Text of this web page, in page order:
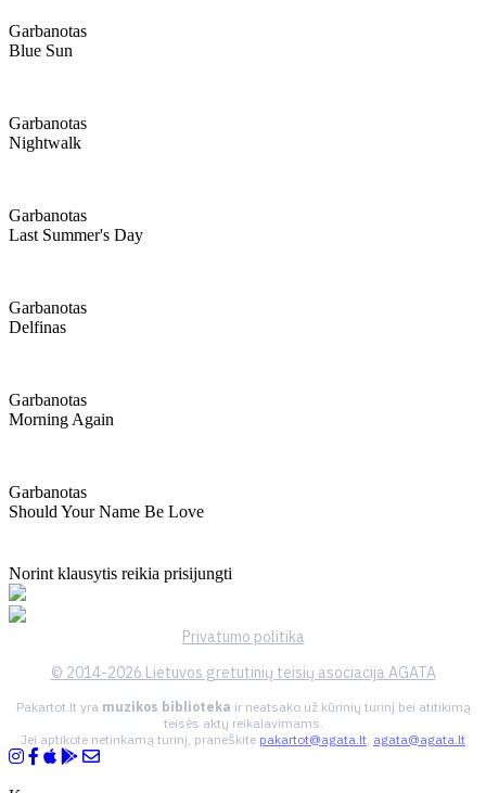
Garbanotas
Blue Sun
Garbanotas
Nightwalk
Garbanotas
Last Summer's Day
Garbanotas
Delfinas
Garbanotas
Morning Again
Garbanotas
Should Your Name Be Love
Norint klausytis reikia prisijungti
Privatumo politika
© 2014-2026 Lietuvos gretutinių teisių asociacija AGATA
Pakartot.lt yra muzikos biblioteka ir neatsako už kūrinių turinį bei atitikimą
teisės aktų reikalavimams.
Jei aptikote netinkamą turinį, praneškite pakartot@agata.lt, agata@agata.lt